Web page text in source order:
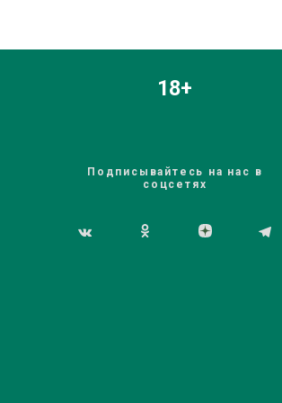
18+
Подписывайтесь на нас в
соцсетях